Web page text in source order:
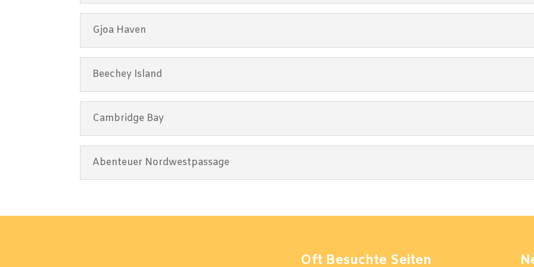
Gjoa Haven
Beechey Island
Cambridge Bay
Abenteuer Nordwestpassage
Oft Besuchte Seiten